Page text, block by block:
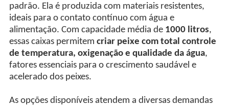
padrão. Ela é produzida com materiais resistentes,
ideais para o contato contínuo com água e
alimentação. Com capacidade média de 1000 litros,
essas caixas permitem criar peixe com total controle
de temperatura, oxigenação e qualidade da água,
fatores essenciais para o crescimento saudável e
acelerado dos peixes.
As opções disponíveis atendem a diversas demandas